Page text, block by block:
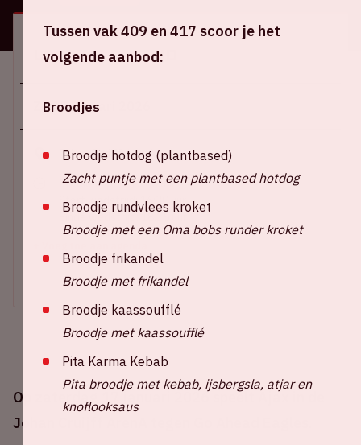
Op zaterdag 17 januari 2026 speelt Ajax in de
Johan Cruijff ArenA tegen Go Ahead Eagles.
Locatie en tijd
Za 17 januari 2026
Johan Cruijff ArenA
Stadion open: 15.00 uur
Start wedstrijd: 16:30 uur
Einde wedstrijd: 18.15 uur
Tussen vak 409 en 417 scoor je het
volgende aanbod:
Broodjes
Broodje hotdog (plantbased)
Zacht puntje met een plantbased hotdog
Broodje rundvlees kroket
Broodje met een Oma bobs runder kroket
Broodje frikandel
Broodje met frikandel
Broodje kaassoufflé
Broodje met kaassoufflé
Pita Karma Kebab
Pita broodje met kebab, ijsbergsla, atjar en
knoflooksaus